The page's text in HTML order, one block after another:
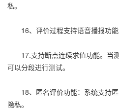
私。
16、评价过程支持语音播报功能
17.支持断点连续求值功能。当测
可以分段进行测试。
18、匿名评价功能：系统支持匿
隐私。